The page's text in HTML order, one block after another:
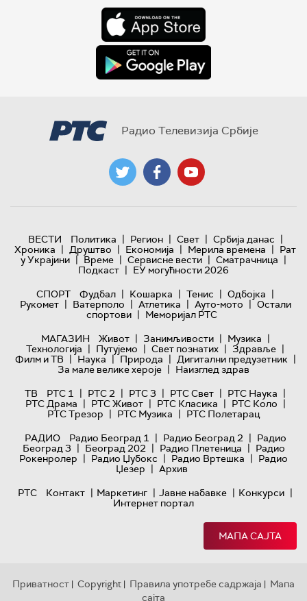
Радио Телевизија Србије
ВЕСТИ Политика | Регион | Свет | Србија данас |
Хроника | Друштво | Економија | Мерила времена | Рат
у Украјини | Време | Сервисне вести | Сматрачница |
Подкаст | ЕУ могућности 2026
СПОРТ
Фудбал | Кошарка | Тенис | Одбојка |
Рукомет | Ватерполо | Атлетика | Ауто-мото | Остали
спортови | Меморијал РТС
МАГАЗИН
Живот | Занимљивости | Музика |
Технологијa | Путујемо | Свет познатих | Здравље |
Филм и ТВ | Наука | Природа | Дигитални предузетник |
За мале велике хероје | Наизглед здрав
ТВ
РТС 1 | РТС 2 | РТС 3 | РТС Свет | РТС Наука |
РТС Драма | РТС Живот | РТС Класика | РТС Коло |
РТС Трезор | РТС Музика | РТС Полетарац
РАДИО
Радио Београд 1 | Радио Београд 2 | Радио
Београд 3 | Београд 202 | Радио Плетеница | Радио
Рокенролер | Радио Џубокс | Радио Вртешка | Радио
Џезер | Архив
РТС
Контакт | Маркетинг | Јавне набавке | Конкурси |
Интернет портал
МАПА САЈТА
Приватност | Copyright | Правила употребе садржаја | Мапа
сајта